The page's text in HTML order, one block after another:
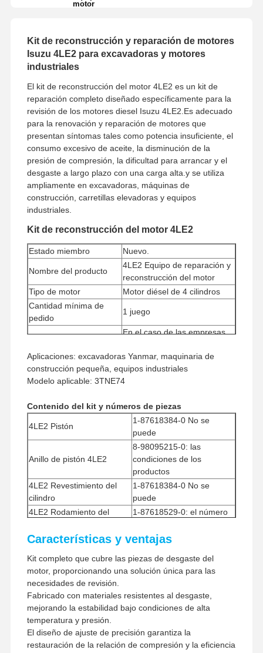
Inicio Productos
motor
Kit de reconstrucción y reparación de motores
Isuzu 4LE2 para excavadoras y motores
industriales
El kit de reconstrucción del motor 4LE2 es un kit de
reparación completo diseñado específicamente para la
revisión de los motores diesel Isuzu 4LE2.Es adecuado
para la renovación y reparación de motores que
presentan síntomas tales como potencia insuficiente, el
consumo excesivo de aceite, la disminución de la
presión de compresión, la dificultad para arrancar y el
desgaste a largo plazo con una carga alta.y se utiliza
ampliamente en excavadoras, máquinas de
construcción, carretillas elevadoras y equipos
industriales.
Kit de reconstrucción del motor 4LE2
Estado miembro Nuevo.
Nombre del producto
4LE2 Equipo de reparación y
reconstrucción del motor
Tipo de motor
Motor diésel de 4 cilindros
Cantidad mínima de
pedido
1 juego
Método de pago
En el caso de las empresas
telecomunicaciones, el
importe de la ayuda será el
siguiente:
Método de envío
de mercancías y servicios de
transporte de mercancías y
servicios de transporte
Aplicaciones: excavadoras Yanmar, maquinaria de
construcción pequeña, equipos industriales
Modelo aplicable: 3TNE74
Contenido del kit y números de piezas
4LE2 Pistón
1-87618384-0 No se
puede
Anillo de pistón 4LE2
8-98095215-0: las
condiciones de los
productos
4LE2 Revestimiento del
cilindro
1-87618384-0 No se
puede
4LE2 Rodamiento del
1-87618529-0: el número
4LE2 Rodas de conexión
1-87618531-0 - ¿Qué es
4LE2 Varilla de conexión
8-97077790-5 - ¿Qué es
4LE2 válvula de admisión
1-87618348-0 No se
puede
4LE2 Válvula de escape
su nombre?
4LE2 Lavadora de empuje
1-87618533-0 - ¿Qué es
Características y ventajas
Kit completo que cubre las piezas de desgaste del
motor, proporcionando una solución única para las
necesidades de revisión.
Fabricado con materiales resistentes al desgaste,
mejorando la estabilidad bajo condiciones de alta
temperatura y presión.
El diseño de ajuste de precisión garantiza la
restauración de la relación de compresión y la eficiencia